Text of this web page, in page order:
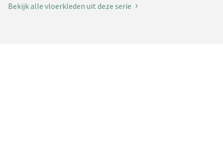
Bekijk alle vloerkleden uit deze serie